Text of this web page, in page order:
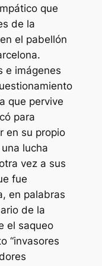
que
de la
el pabellón
e imágenes
que pervive
para
en su propio
lucha
vez a sus
fue
en palabras
de la
el saqueo
“invasores